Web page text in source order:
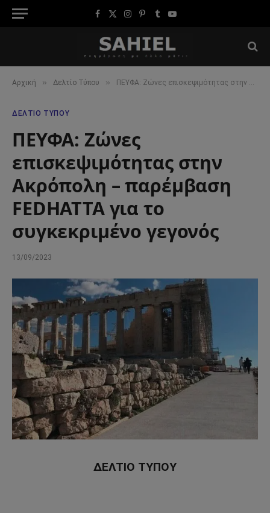
Facebook
X
Instagram
Pinterest
TumblrYouTube
Αρχική » Δελτίο Τύπου » ΠΕΥΦΑ: Ζώνες επισκεψιμότητας στην Ακρόπολη – παρέμβαση FEDHATTA για το συγκεκριμένο γεγονός
ΔΕΛΤΊΟ ΤΎΠΟΥ
ΠΕΥΦΑ: Ζώνες
επισκεψιμότητας στην
Ακρόπολη – παρέμβαση
FEDHATTA για το
συγκεκριμένο γεγονός
13/09/2023
ΔΕΛΤΙΟ ΤΥΠΟΥ